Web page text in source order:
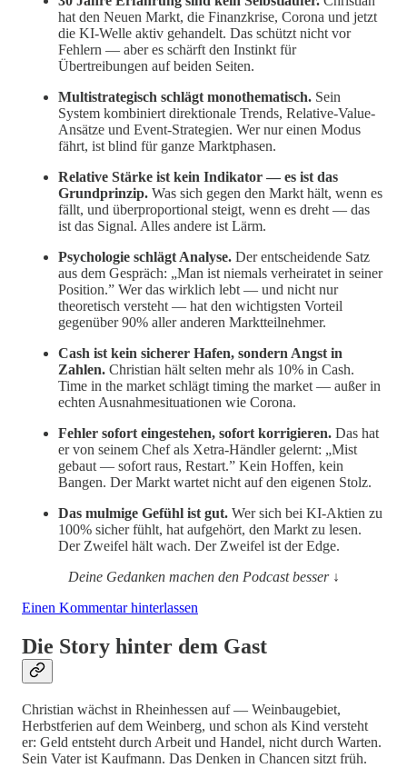
hat den Neuen Markt, die Finanzkrise, Corona und jetzt
die KI-Welle aktiv gehandelt. Das schützt nicht vor
Fehlern — aber es schärft den Instinkt für
Übertreibungen auf beiden Seiten.
Multistrategisch schlägt monothematisch. Sein
System kombiniert direktionale Trends, Relative-Value-
Ansätze und Event-Strategien. Wer nur einen Modus
fährt, ist blind für ganze Marktphasen.
Relative Stärke ist kein Indikator — es ist das
Grundprinzip. Was sich gegen den Markt hält, wenn es
fällt, und überproportional steigt, wenn es dreht — das
ist das Signal. Alles andere ist Lärm.
Psychologie schlägt Analyse. Der entscheidende Satz
aus dem Gespräch: „Man ist niemals verheiratet in seiner
Position.” Wer das wirklich lebt — und nicht nur
theoretisch versteht — hat den wichtigsten Vorteil
gegenüber 90% aller anderen Marktteilnehmer.
Cash ist kein sicherer Hafen, sondern Angst in
Zahlen. Christian hält selten mehr als 10% in Cash.
Time in the market schlägt timing the market — außer in
echten Ausnahmesituationen wie Corona.
Fehler sofort eingestehen, sofort korrigieren. Das hat
er von seinem Chef als Xetra-Händler gelernt: „Mist
gebaut — sofort raus, Restart.” Kein Hoffen, kein
Bangen. Der Markt wartet nicht auf den eigenen Stolz.
Das mulmige Gefühl ist gut. Wer sich bei KI-Aktien zu
100% sicher fühlt, hat aufgehört, den Markt zu lesen.
Der Zweifel hält wach. Der Zweifel ist der Edge.
Deine Gedanken machen den Podcast besser ↓
Einen Kommentar hinterlassen
Die Story hinter dem Gast
Christian wächst in Rheinhessen auf — Weinbaugebiet,
Herbstferien auf dem Weinberg, und schon als Kind versteht
er: Geld entsteht durch Arbeit und Handel, nicht durch Warten.
Sein Vater ist Kaufmann. Das Denken in Chancen sitzt früh.